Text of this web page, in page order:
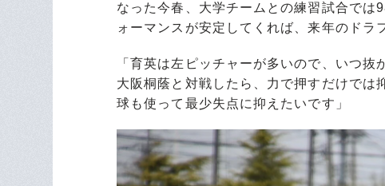
なった今春、大学チームとの練習試合では
ォーマンスが安定してくれば、来年のドラ
「育英は左ピッチャーが多いので、いつ
大阪桐蔭と対戦したら、力で押すだけでは
球も使って最少失点に抑えたいです」